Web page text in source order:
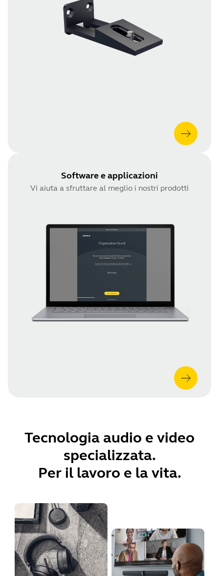
Software e applicazioni
Vi aiuta a sfruttare al meglio i nostri prodotti
Tecnologia audio e video
specializzata.
Per il lavoro e la vita.